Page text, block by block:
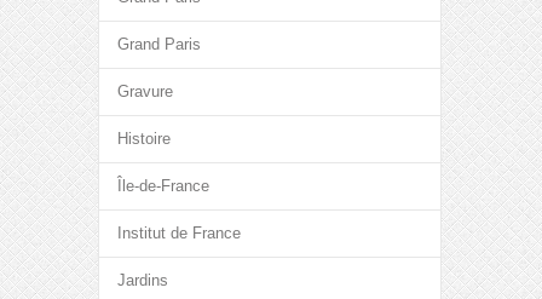
Grand Paris
Gravure
Histoire
Île-de-France
Institut de France
Jardins